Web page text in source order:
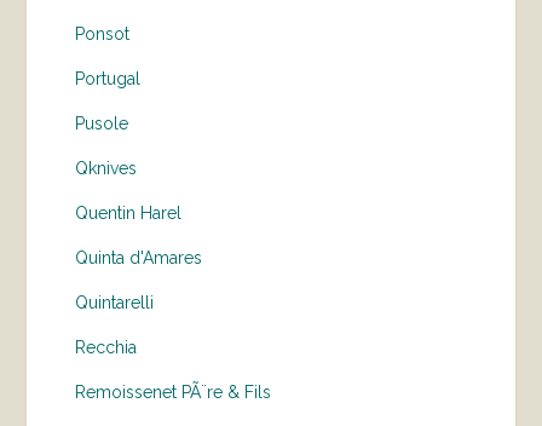
Ponsot
Portugal
Pusole
Qknives
Quentin Harel
Quinta d'Amares
Quintarelli
Recchia
Remoissenet PÃ¨re & Fils